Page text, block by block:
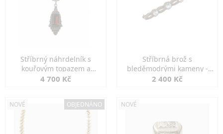
Stříbrný náhrdelník s
kouřovým topazem a
markazity
4 700 Kč
Stříbrná brož s
bleděmodrými kameny -
jemná elegance
2 400 Kč
NOVÉ OBJEDNÁNO NOVÉ